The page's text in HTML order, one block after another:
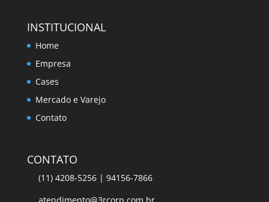
INSTITUCIONAL
Home
Empresa
Cases
Mercado e Varejo
Contato
CONTATO
(11) 4208-5256 | 94156-7866
atendimento@3rcorp.com.br